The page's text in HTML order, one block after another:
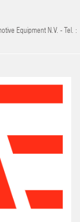
Equipment N.V. - Tel. :